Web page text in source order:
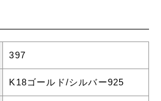
397
K18ゴールド/シルバー925